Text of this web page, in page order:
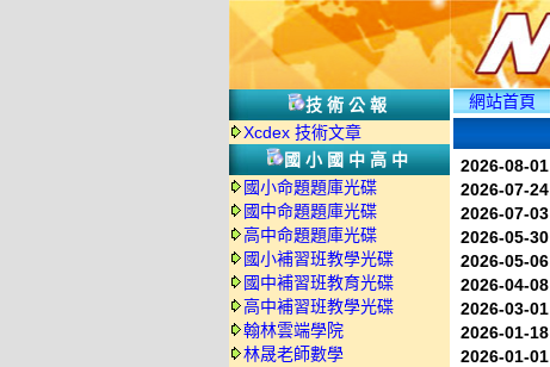
技術公報
Xcdex 技術文章
國小國中高中
國小命題題庫光碟
國中命題題庫光碟
高中命題題庫光碟
國小補習班教學光碟
國中補習班教育光碟
高中補習班教學光碟
翰林雲端學院
林晟老師數學
網站首頁
2026-08-01
2026-07-24
2026-07-03
2026-05-30
2026-05-06
2026-04-08
2026-03-01
2026-01-18
2026-01-01